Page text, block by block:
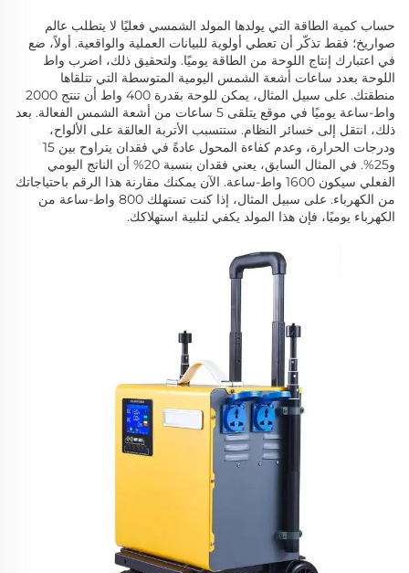
حساب كمية الطاقة التي يولدها المولد الشمسي فعليًا لا يتطلب عالم
صواريخ؛ فقط تذكّر أن تعطي أولوية للبيانات العملية والواقعية. أولاً، ضع
في اعتبارك إنتاج اللوحة من الطاقة يوميًا. ولتحقيق ذلك، اضرب واط
اللوحة بعدد ساعات أشعة الشمس اليومية المتوسطة التي تتلقاها
منطقتك. على سبيل المثال، يمكن للوحة بقدرة 400 واط أن تنتج 2000
واط-ساعة يوميًا في موقع يتلقى 5 ساعات من أشعة الشمس الفعالة. بعد
ذلك، انتقل إلى خسائر النظام. ستتسبب الأتربة العالقة على الألواح،
ودرجات الحرارة، وعدم كفاءة المحول عادةً في فقدان يتراوح بين 15
و25%. في المثال السابق، يعني فقدان بنسبة 20% أن الناتج اليومي
الفعلي سيكون 1600 واط-ساعة. الآن يمكنك مقارنة هذا الرقم باحتياجاتك
من الكهرباء. على سبيل المثال، إذا كنت تستهلك 800 واط-ساعة من
الكهرباء يوميًا، فإن هذا المولد يكفي لتلبية استهلاكك.